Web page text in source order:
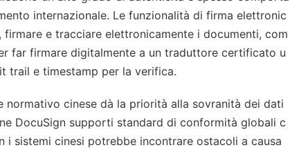
internazionale. Le funzionalità di firma elettronic
e tracciare elettronicamente i documenti, com
far firmare digitalmente a un traduttore certificato u
trail e timestamp per la verifica.
cinese dà la priorità alla sovranità dei dati
DocuSign supporti standard di conformità globali c
i sistemi cinesi potrebbe incontrare ostacoli a causa